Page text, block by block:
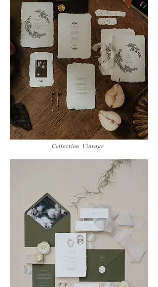
Collection Vintage